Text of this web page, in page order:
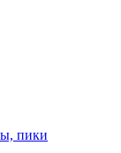
пики